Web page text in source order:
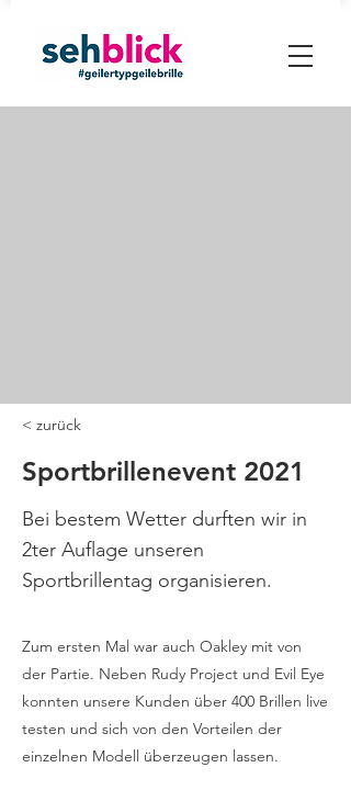
< zurück
Sportbrillenevent 2021
Bei bestem Wetter durften wir in
2ter Auflage unseren
Sportbrillentag organisieren.
Zum ersten Mal war auch Oakley mit von
der Partie. Neben Rudy Project und Evil Eye
konnten unsere Kunden über 400 Brillen live
testen und sich von den Vorteilen der
einzelnen Modell überzeugen lassen.